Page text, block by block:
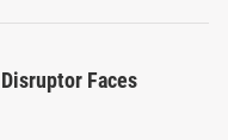
Faces